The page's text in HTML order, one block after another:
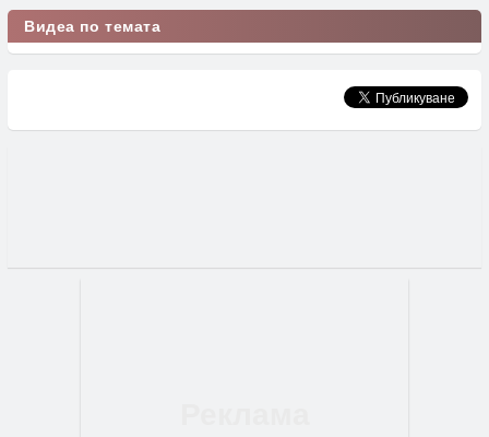
Видеа по темата